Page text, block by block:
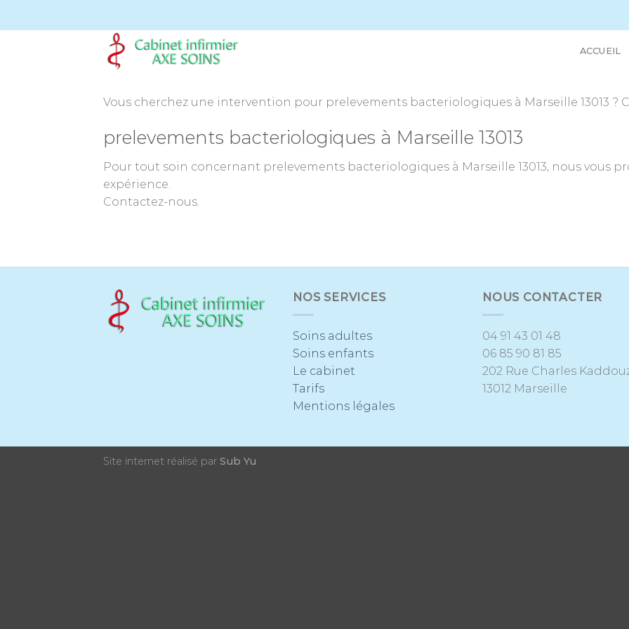
ACCUEIL
Vous cherchez une intervention pour prelevements bacteriologiques à Marseille 13013 ?
prelevements bacteriologiques à Marseille 13013
Pour tout soin concernant prelevements bacteriologiques à Marseille 13013, nous vous
expérience.
Contactez-nous.
NOS SERVICES
Soins adultes
Soins enfants
Le cabinet
Tarifs
Mentions légales
NOUS CONTACTER
04 91 43 01 48
06 85 90 81 85
202 Rue Charles
13012 Marseille
Site internet réalisé par Sub Yu